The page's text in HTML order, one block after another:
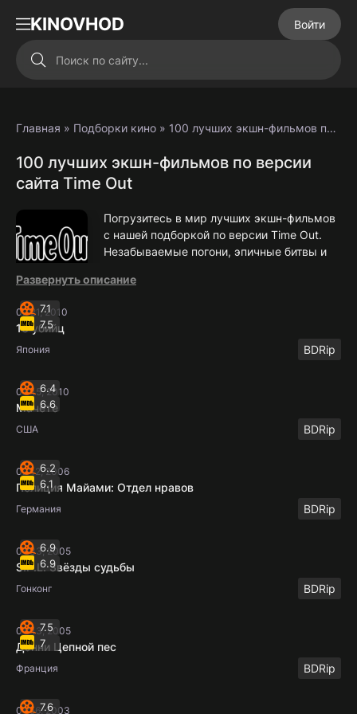
KINOVHOD Войти
Главная » Подборки кино » 100 лучших экшн-фильмов по версии сайта Time Out
100 лучших экшн-фильмов по версии
сайта Time Out
Погрузитесь в мир лучших экшн-фильмов
с нашей подборкой по версии Time Out.
Незабываемые погони, эпичные битвы и
навсегда. От классики жанра до
современных хитов — найдите идеальный фильм для
вечернего просмотра!
Развернуть описание
7.1
7.5
02:21, 2010
13 убийц
Япония BDRip
6.4
6.6
01:45, 2010
Мачете
США BDRip
6.2
6.1
02:12, 2006
Полиция Майами: Отдел нравов
Германия BDRip
6.9
6.9
01:33, 2005
S.P.L. Звёзды судьбы
Гонконг BDRip
7.5
7
01:43, 2005
Дэнни Цепной пес
Франция BDRip
7.6
01:56, 2003